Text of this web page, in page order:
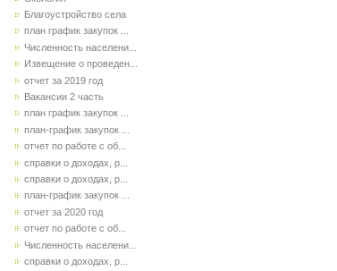
Благоустройство села
план график закупок ...
Численность населени...
Извещение о проведен...
отчет за 2019 год
Вакансии 2 часть
план график закупок ...
план-график закупок ...
отчет по работе с об...
справки о доходах, р...
справки о доходах, р...
план-график закупок ...
отчет за 2020 год
отчет по работе с об...
Численность населени...
справки о доходах, р...